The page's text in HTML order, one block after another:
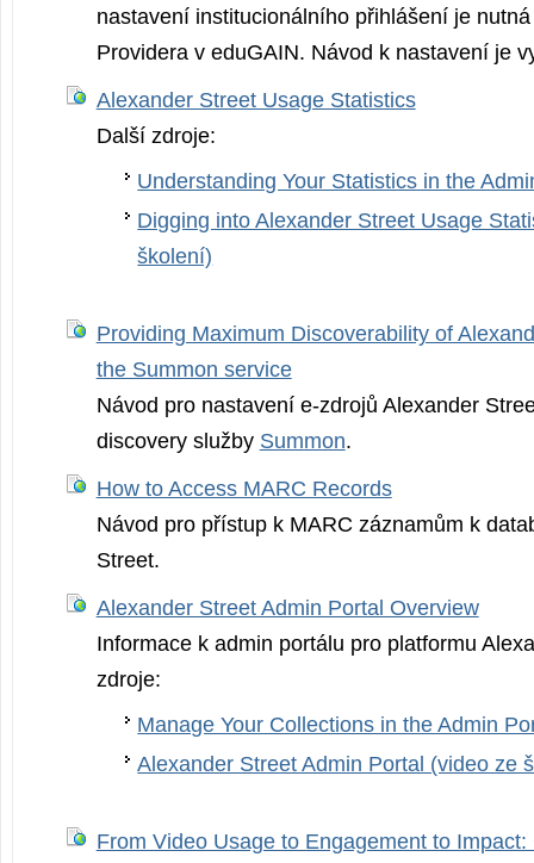
nastavení institucionálního přihlášení je
Providera v eduGAIN. Návod k nastavení je
Alexander Street Usage Statistics
Další zdroje:
Understanding Your Statistics in the
Digging into Alexander Street Usage
školení)
Providing Maximum Discoverability of
the Summon service
Návod pro nastavení e-zdrojů Alexander
discovery služby Summon.
How to Access MARC Records
Návod pro přístup k MARC záznamům k
Street.
Alexander Street Admin Portal Overview
Informace k admin portálu pro platformu
zdroje:
Manage Your Collections in the Admin
Alexander Street Admin Portal (video ze
From Video Usage to Engagement to Impact: